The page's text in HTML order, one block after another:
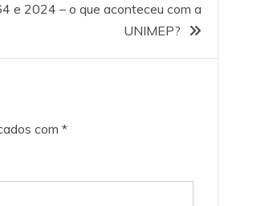
e 2024 – o que aconteceu com a
UNIMEP?
com *